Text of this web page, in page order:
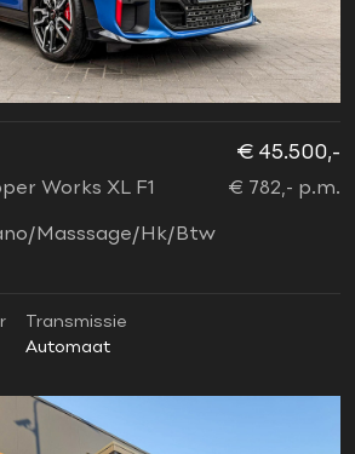
Works XL F1
Masssage/Hk/Btw
€ 45.500,-
€ 782,- p.m.
Transmissie
Automaat